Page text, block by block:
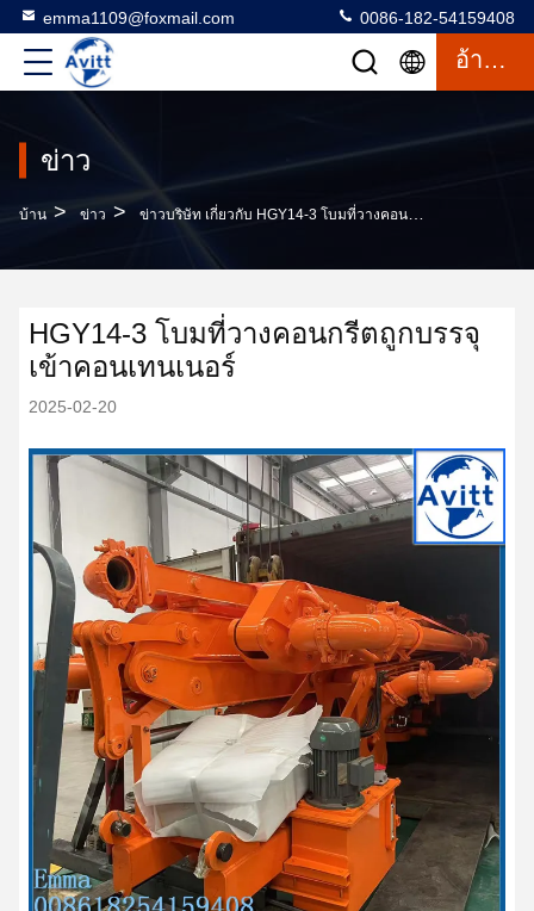
emma1109@foxmail.com 0086-182-54159408
อ้างอิง
ข่าว
บ้าน > ข่าว > ข่าวบริษัท เกี่ยวกับ HGY14-3 โบมที่วางคอนกรีตถูกบรรจุเข้าคอนเทนเนอร์
HGY14-3 โบมที่วางคอนกรีตถูกบรรจุ
เข้าคอนเทนเนอร์
2025-02-20